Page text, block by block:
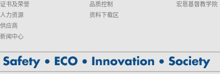
证书及荣誉
人力资源
供应商
新闻中心
品质控制
资料下载区
宏恩基督教学院